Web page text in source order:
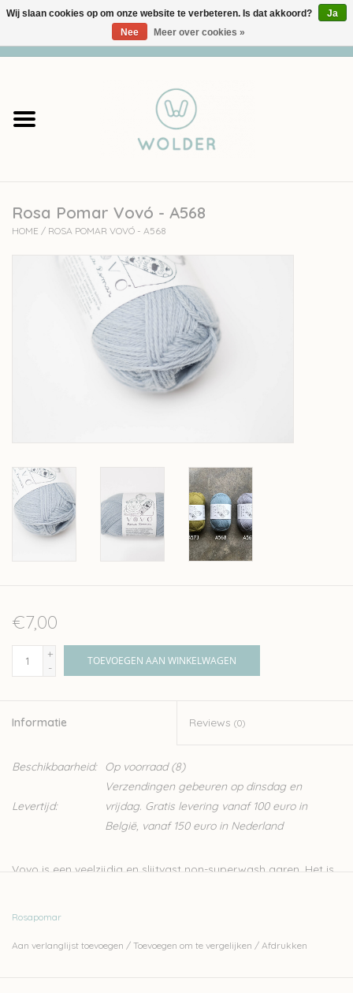
Garens
Accessoires
workshops
Rosa Pomar Vovó - A568
HOME / ROSA POMAR VOVÓ - A568
€7,00
+
-
TOEVOEGEN AAN WINKELWAGEN
Informatie Reviews (0)
Beschikbaarheid: Op voorraad(8)
Levertijd:
Verzendingen gebeuren op dinsdag en
vrijdag. Gratis levering vanaf 100 euro in
België, vanaf 150 euro in Nederland
Vovo is een veelzijdig en slijtvast non-superwash garen. Het is
gemaakt van de wol van schapen van vrije uitloop, vrij van
Rosapomar
Aan verlanglijst toevoegen / Toevoegen om te vergelijken / Afdrukken
Wij slaan cookies op om onze website te verbeteren. Is dat akkoord?
Ja
Nee
Meer over cookies »